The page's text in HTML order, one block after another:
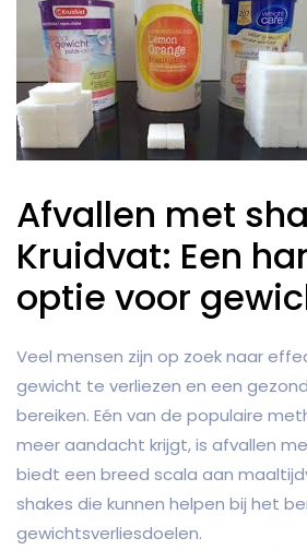
Afvallen met
Kruidvat: Een
optie voor
Veel mensen zijn op zoek naar
gewicht te verliezen en een
bereiken. Eén van de populaire
meer aandacht krijgt, is afvallen
biedt een breed scala aan
shakes die kunnen helpen bij het
gewichtsverliesdoelen.